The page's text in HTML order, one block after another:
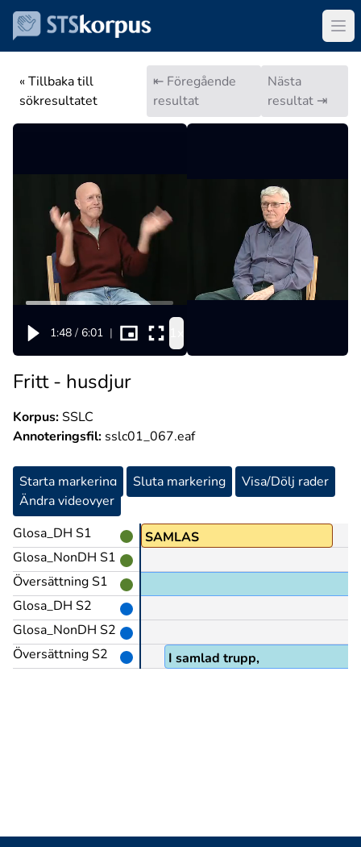
« Tillbaka till
sökresultatet
⇤ Föregående
resultat
Nästa
resultat ⇥
1:48 / 6:01 |
Fritt - husdjur
Korpus:SSLC
Annoteringsfil: sslc01_067.eaf
Starta markering Sluta markering
Visa/Dölj rader
Ändra videovyer
Glosa_DH S1
Glosa_NonDH S1
Översättning S1
Glosa_DH S2
Glosa_NonDH S2
Översättning S2
SAMLAS
I samlad trupp,